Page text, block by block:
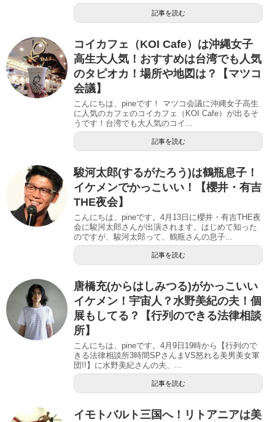
記事を読む
コイカフェ（KOI Cafe）は沖縄女子
高生大人気！おすすめは台湾でも人気
のタピオカ！場所や地図は？【マツコ
会議】
こんにちは、pineです！ マツコ会議に沖縄女子高生
に人気のカフェのコイカフェ（KOI Cafe）が出るそ
うです！台湾でも大人気のコイ...
記事を読む
駿河太郎(するがたろう)は鶴瓶息子！
イケメンでかっこいい！【櫻井・有吉
THE夜会】
こんにちは、pineです。4月13日に櫻井・有吉THE夜
会に駿河太郎さんが出演されます。はじめて知った
のですが、駿河太郎って、鶴瓶さんの息子...
記事を読む
唐橋充(からはしみつる)がかっこいい
イケメン！宇宙人？水野美紀の夫！個
展もしてる？【行列のできる法律相談
所】
こんにちは、pineです。4月9日19時から【行列ので
きる法律相談所3時間SPさんまVS怒れる美男美女軍
団!!】に水野美紀さんの夫、...
記事を読む
イモトバルト三国へ！リトアニアは美